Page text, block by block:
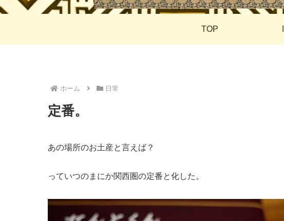
TOP
ホーム 日常
定番。
あの場所のお土産と言えば？
っていつのまにか関西圏の定番と化した。